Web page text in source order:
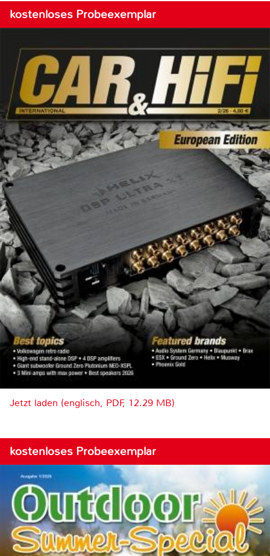
kostenloses Probeexemplar
Jetzt laden (englisch, PDF, 12.29 MB)
kostenloses Probeexemplar